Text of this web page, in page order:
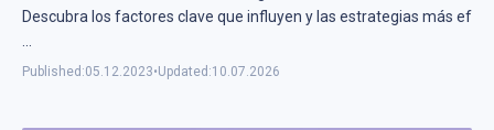
Descubra los factores clave que influyen y las estrategias más ef
Published:05.12.2023•Updated:10.07.2026